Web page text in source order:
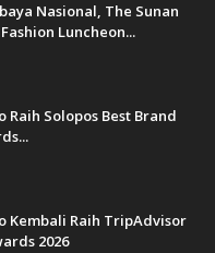
Nasional, The Sunan
Luncheon...
Raih Solopos Best Brand
Kembali Raih TripAdvisor
2026